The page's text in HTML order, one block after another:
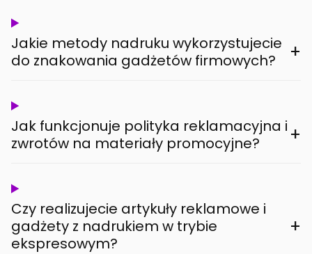
Jakie metody nadruku wykorzystujecie
do znakowania gadżetów firmowych?
+
Jak funkcjonuje polityka reklamacyjna i
zwrotów na materiały promocyjne?
+
Czy realizujecie artykuły reklamowe i
gadżety z nadrukiem w trybie
ekspresowym?
+